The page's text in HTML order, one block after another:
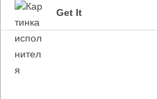
Imagine Dragons
Get It